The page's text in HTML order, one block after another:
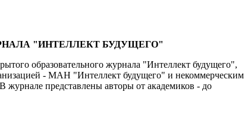
"ИНТЕЛЛЕКТ БУДУЩЕГО"
образовательного журнала "Интеллект будущего",
- МАН "Интеллект будущего" и некоммерческим
представлены авторы от академиков - до